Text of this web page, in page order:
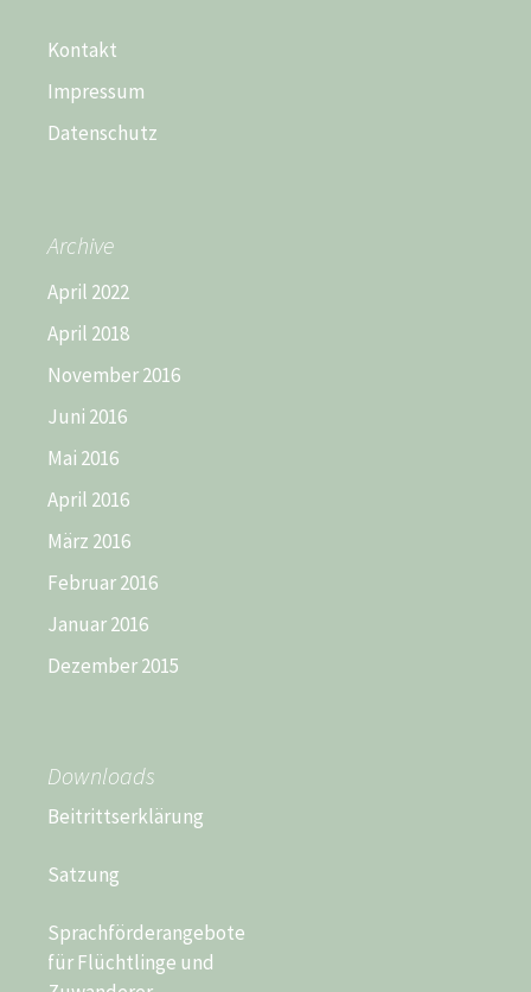
Kontakt
Impressum
Datenschutz
Archive
April 2022
April 2018
November 2016
Juni 2016
Mai 2016
April 2016
März 2016
Februar 2016
Januar 2016
Dezember 2015
Downloads
Beitrittserklärung
Satzung
Sprachförderangebote
für Flüchtlinge und